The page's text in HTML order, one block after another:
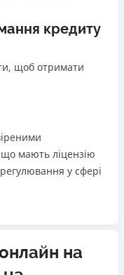
за умови
картку без
і займає до 5
по всій
клієнтів
кредиту
щоб отримати
мають ліцензію
у сфері
на